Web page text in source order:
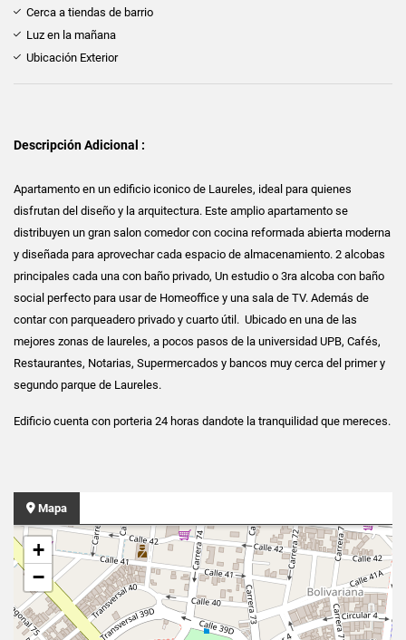
Cerca a tiendas de barrio
Luz en la mañana
Ubicación Exterior
Descripción Adicional :
Apartamento en un edificio iconico de Laureles, ideal para quienes
disfrutan del diseño y la arquitectura. Este amplio apartamento se
distribuyen un gran salon comedor con cocina reformada abierta moderna
y diseñada para aprovechar cada espacio de almacenamiento. 2 alcobas
principales cada una con baño privado, Un estudio o 3ra alcoba con baño
social perfecto para usar de Homeoffice y una sala de TV. Además de
contar con parqueadero privado y cuarto útil. Ubicado en una de las
mejores zonas de laureles, a pocos pasos de la universidad UPB, Cafés,
Restaurantes, Notarias, Supermercados y bancos muy cerca del primer y
segundo parque de Laureles.
Edificio cuenta con porteria 24 horas dandote la tranquilidad que mereces.
Mapa
+
−